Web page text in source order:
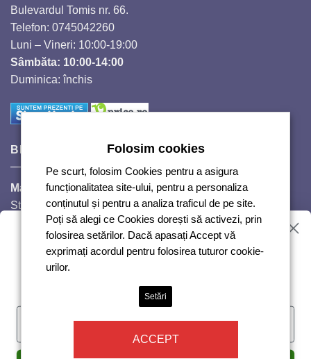
Bulevardul Tomis nr. 66.
Telefon: 0745042260
Luni – Vineri: 10:00-19:00
Sâmbăta: 10:00-14:00
Duminica: închis
BIJUTERII SI CRISTALE
Magazinul Auguri 2,
Strada Răscoalei 1907, nr. 18.
Telefon: 0720224353
Luni – Vineri: 10:00-18:00
Sâmbăta: 10:00-14:00
Duminică: închis
Folosim cookies
Pe scurt, folosim Cookies pentru a asigura
funcționalitatea site-ului, pentru a personaliza
conținutul și pentru a analiza traficul de pe site.
Poți să alegi ce Cookies dorești să activezi, prin
folosirea setărilor. Dacă apasați Accept vă
exprimați acordul pentru folosirea tuturor cookie-
urilor.
Setări
ACCEPT
Vrei reduceri?
Abonează-te și te anunțăm!